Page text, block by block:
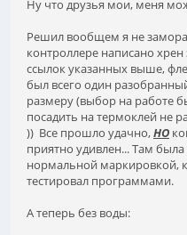
Ну что друзья мои, меня
Решил вообщем я не
контроллере написано
ссылок указанных выше,
был всего один
размеру (выбор на работе
посадить на термоклей не
)) Все прошло удачно,НО
приятно удивлен... Там
нормальной маркировкой,
тестировал программами.
А теперь без воды: